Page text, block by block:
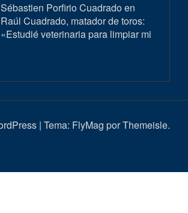
Sébastien Porfirio Cuadrado en
Raúl Cuadrado, matador de toros:
«Estudié veterinaria para limpiar mi
| Tema: FlyMag por Themeisle.
Tauríd’imatges